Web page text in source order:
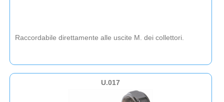
Raccordabile direttamente alle uscite M. dei collettori.
U.017